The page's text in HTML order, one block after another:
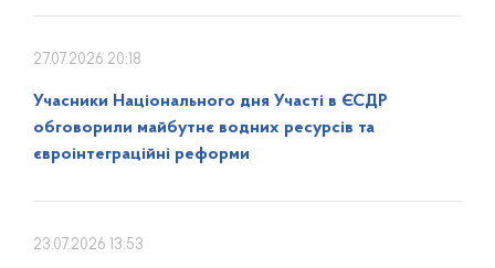
27.07.2026 20:18
Учасники Національного дня Участі в ЄСДР
обговорили майбутнє водних ресурсів та
євроінтеграційні реформи
23.07.2026 13:53